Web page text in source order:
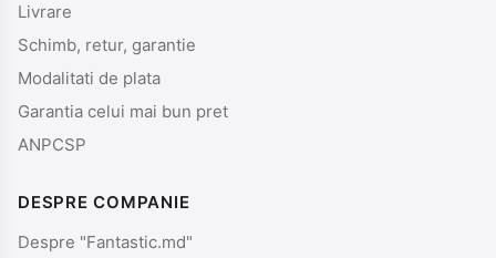
Livrare
Schimb, retur, garantie
Modalitati de plata
Garantia celui mai bun pret
ANPCSP
DESPRE COMPANIE
Despre "Fantastic.md"